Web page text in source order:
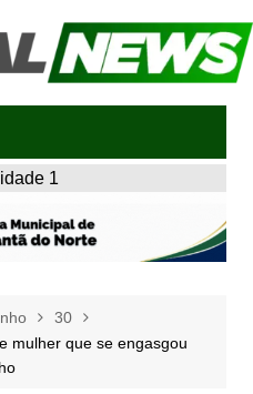
1
30
mulher que se engasgou